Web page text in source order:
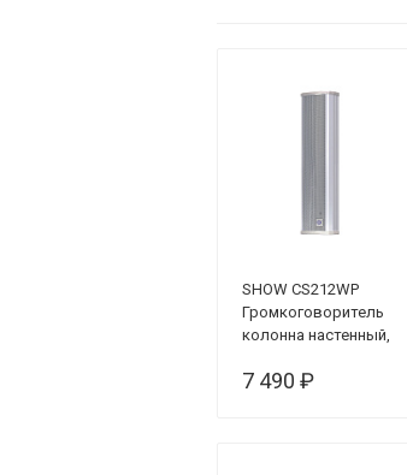
SHOW CS212WP
Громкоговоритель
колонна настенный,
7 490 ₽